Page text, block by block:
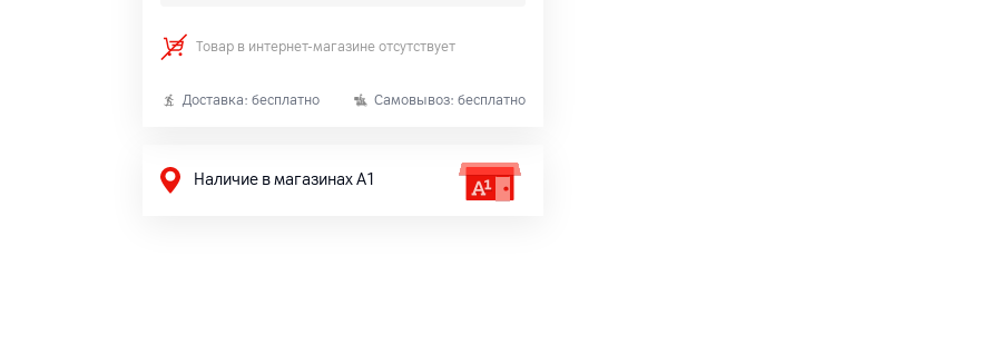
Товар в интернет-магазине отсутствует
Доставка: бесплатно Самовывоз: бесплатно
Наличие в магазинах А1